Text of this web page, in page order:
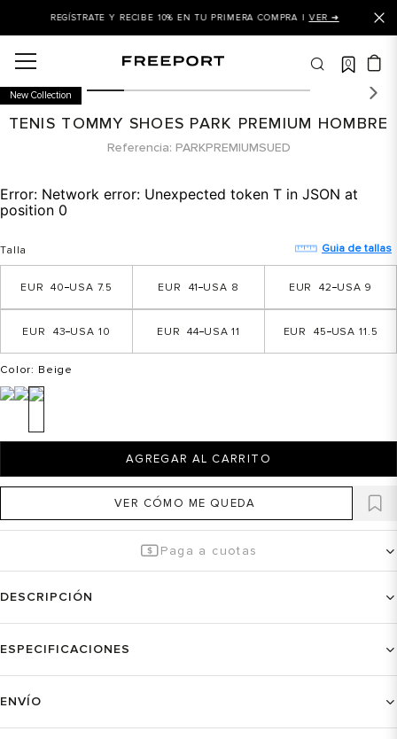
REGÍSTRATE Y RECIBE 10% EN TU PRIMERA COMPRA |VER ➜
0
New Collection
TENIS TOMMY SHOES PARK PREMIUM HOMBRE
Referencia PARKPREMIUMSUED
Error: Network error: Unexpected token T in JSON at
position 0
Talla Guia de tallas
7.5
40 8
41 9
42
10
43 11
44 11.5
45
Color: Beige
AGREGAR AL CARRITO
VER CÓMO ME QUEDA
Paga a cuotas
DESCRIPCIÓN
ESPECIFICACIONES
ENVÍO
balance
balance 327
klein
balance 574
mujer